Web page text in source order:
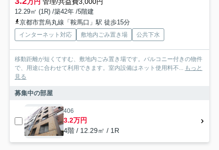
12.29㎡ (1R) /築42年 /5階建
京都市営烏丸線「鞍馬口」駅 徒歩15分
インターネット対応 敷地内ごみ置き場 公共下水
移動距離が短くてすむ、敷地内ごみ置き場です。バルコニー付きの物件
で、用途に合わせて利用できます。室内設備はネット使用料不... もっと
見る
募集中の部屋
406
3.2万円
4階 / 12.29㎡ / 1R